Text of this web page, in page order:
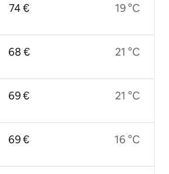
74 €
68 €
69 €
69 €
19 °C
21 °C
21 °C
16 °C